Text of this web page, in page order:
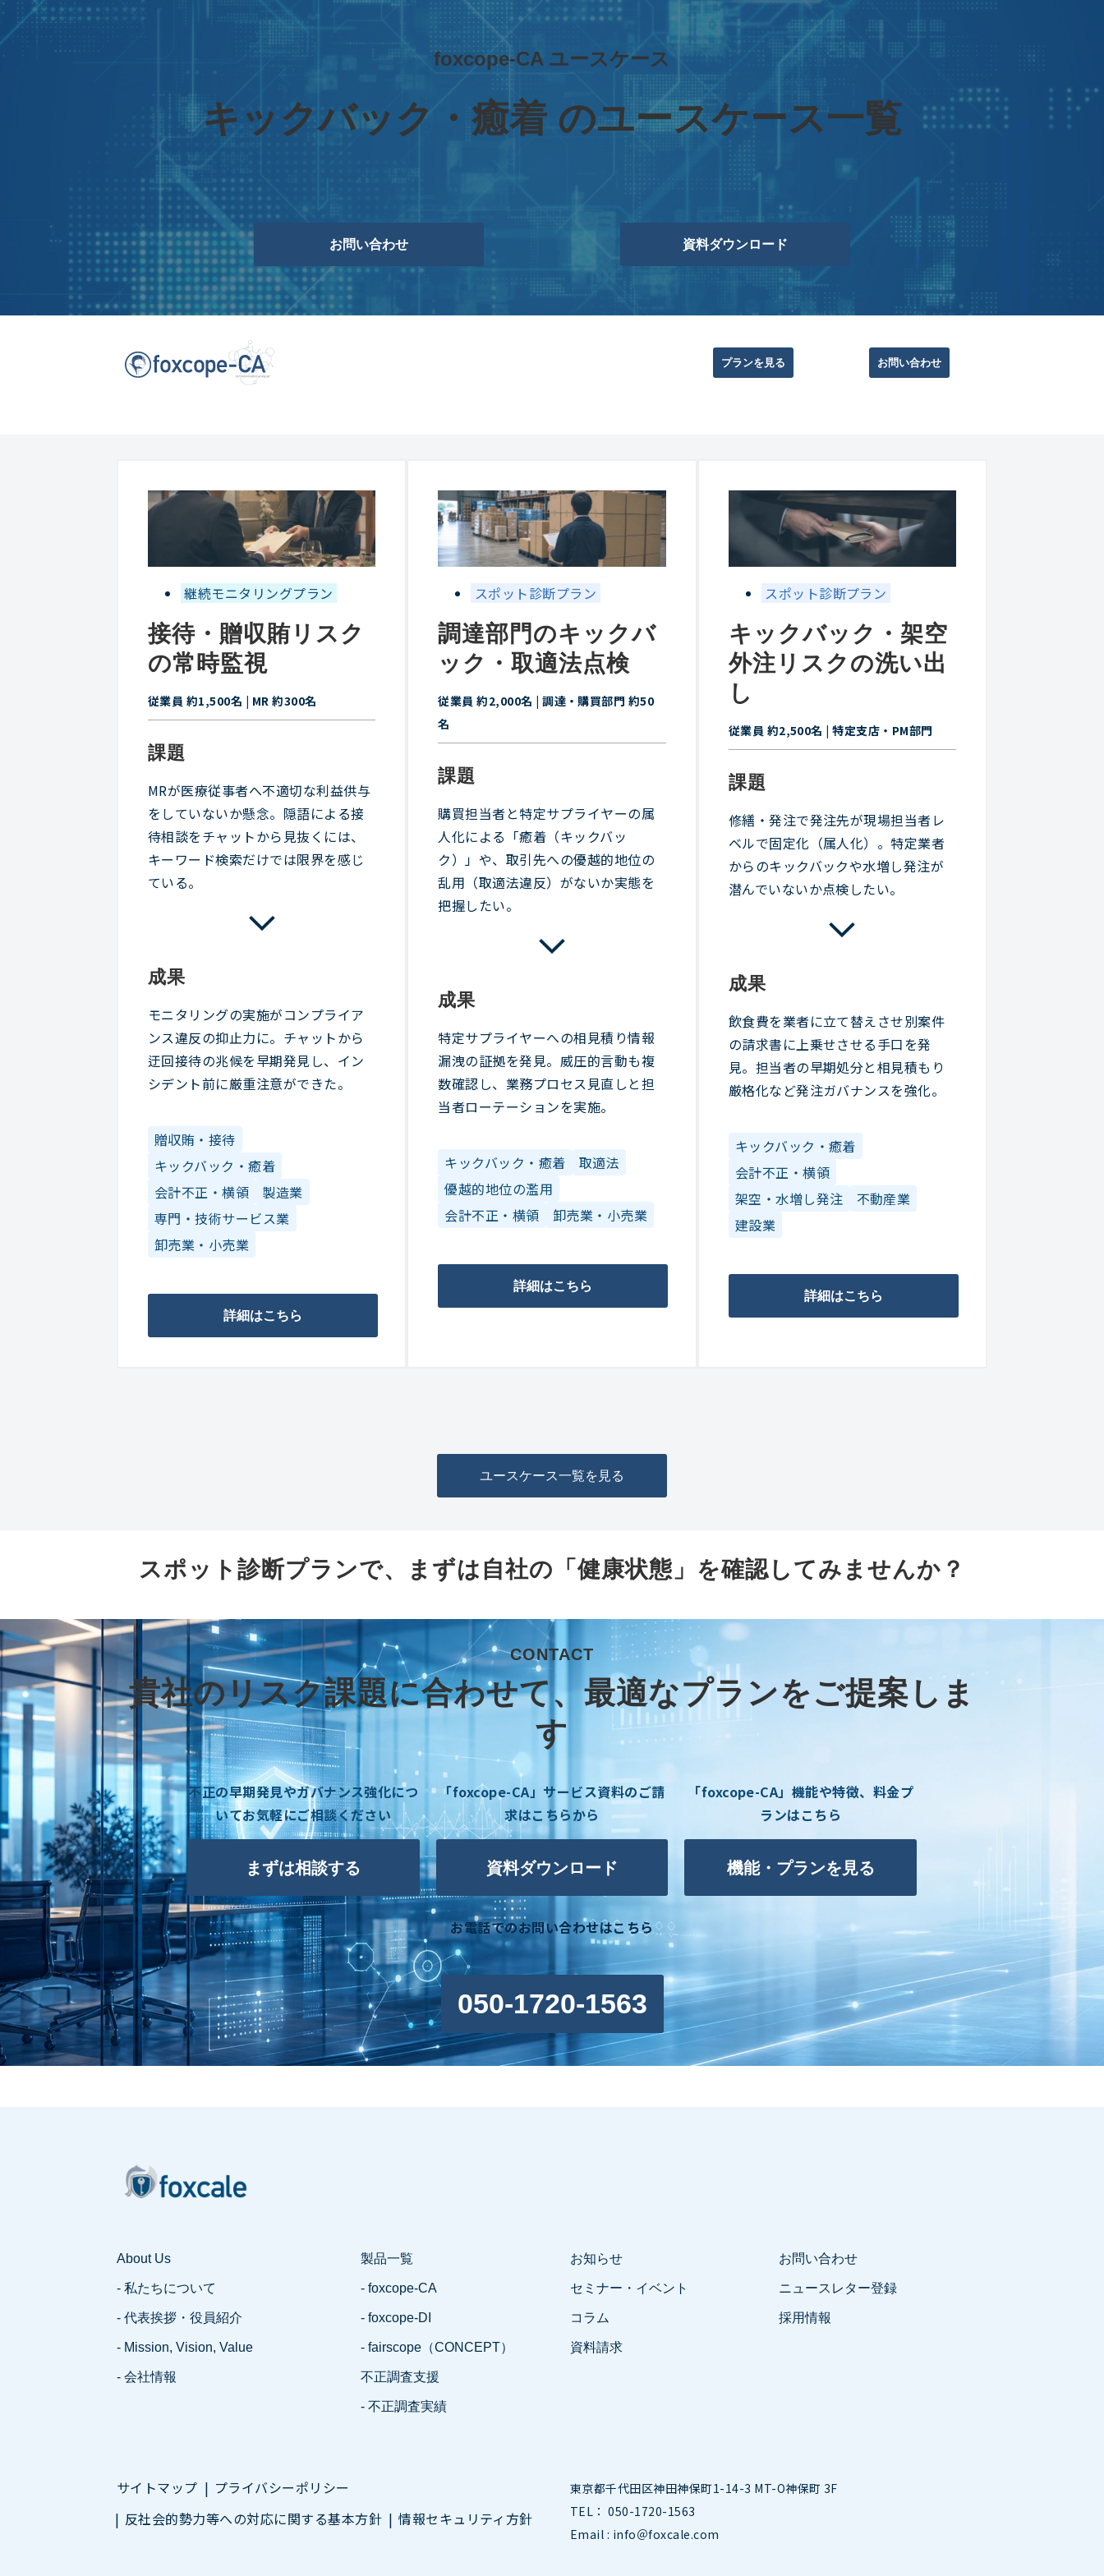
foxcope-CA ユースケース
キックバック・癒着 のユースケース一覧
お問い合わせ 資料ダウンロード
プランを見る お問い合わせ
継続モニタリングプラン
接待・贈収賄リスク
の常時監視
従業員 約1,500名 | MR 約300名
課題
MRが医療従事者へ不適切な利益供与
をしていないか懸念。隠語による接
待相談をチャットから見抜くには、
キーワード検索だけでは限界を感じ
ている。
成果
モニタリングの実施がコンプライア
ンス違反の抑止力に。チャットから
迂回接待の兆候を早期発見し、イン
シデント前に厳重注意ができた。
贈収賄・接待
キックバック・癒着
会計不正・横領
製造業
専門・技術サービス業
卸売業・小売業
詳細はこちら
スポット診断プラン
調達部門のキックバ
ック・取適法点検
従業員 約2,000名 | 調達・購買部門 約50
名
課題
購買担当者と特定サプライヤーの属
人化による「癒着（キックバッ
ク）」や、取引先への優越的地位の
乱用（取適法違反）がないか実態を
把握したい。
成果
特定サプライヤーへの相見積り情報
漏洩の証拠を発見。威圧的言動も複
数確認し、業務プロセス見直しと担
当者ローテーションを実施。
キックバック・癒着
取適法
優越的地位の濫用
会計不正・横領
卸売業・小売業
詳細はこちら
スポット診断プラン
キックバック・架空
外注リスクの洗い出
し
従業員 約2,500名 | 特定支店・PM部門
課題
修繕・発注で発注先が現場担当者レ
ベルで固定化（属人化）。特定業者
からのキックバックや水増し発注が
潜んでいないか点検したい。
成果
飲食費を業者に立て替えさせ別案件
の請求書に上乗せさせる手口を発
見。担当者の早期処分と相見積もり
厳格化など発注ガバナンスを強化。
キックバック・癒着
会計不正・横領
架空・水増し発注
不動産業
建設業
詳細はこちら
ユースケース一覧を見る
スポット診断プランで、まずは自社の「健康状態」を確認してみませんか？
CONTACT
貴社のリスク課題に合わせて、最適なプランをご提案しま
す
不正の早期発見やガバナンス強化につ
いてお気軽にご相談ください
まずは相談する
「foxcope-CA」サービス資料のご請
求はこちらから
資料ダウンロード
「foxcope-CA」機能や特徴、料金プ
ランはこちら
機能・プランを見る
お電話でのお問い合わせはこちら
050-1720-1563
About Us
- 私たちについて
- 代表挨拶・役員紹介
- Mission, Vision, Value
- 会社情報
製品一覧
- foxcope-CA
- foxcope-DI
- fairscope（CONCEPT）
不正調査支援
- 不正調査実績
お知らせ
セミナー・イベント
コラム
資料請求
お問い合わせ
ニュースレター登録
採用情報
サイトマップ
プライバシーポリシー
反社会的勢力等への対応に関する基本方針
情報セキュリティ方針
東京都千代田区神田神保町1-14-3 MT-O神保町 3F
TEL： 050-1720-1563
Email : info＠foxcale.com